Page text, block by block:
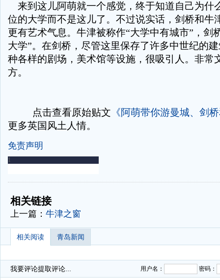
来到这儿阿萌就一个感觉，终于知道自己为什
位的大学而不是这儿了。不过说实话，剑桥和牛
更有艺术气息。牛津被称作“大学中有城市”，剑
大学”。在剑桥，尽管这里保存了许多中世纪的
种各样的剧场，美术馆等设施，很吸引人。非常
方。
点击查看原始贴文 《阿萌带你游曼城、剑
更多英国风土人情。
免责声明
-
相关链接
上一篇： 牛津之窗
相关阅读 青岛新闻
我要评论提取评论... 用户名： 密码：